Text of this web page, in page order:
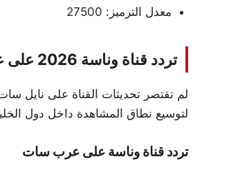
معدل الترميز: 27500
تردد قناة وناسة 2026 على عرب سات للأطفال
لم تقتصر تحديثات القناة على نايل
لتوسيع نطاق المشاهدة داخل دول
تردد قناة وناسة على عرب سات